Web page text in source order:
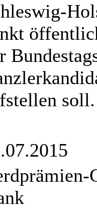
soll.